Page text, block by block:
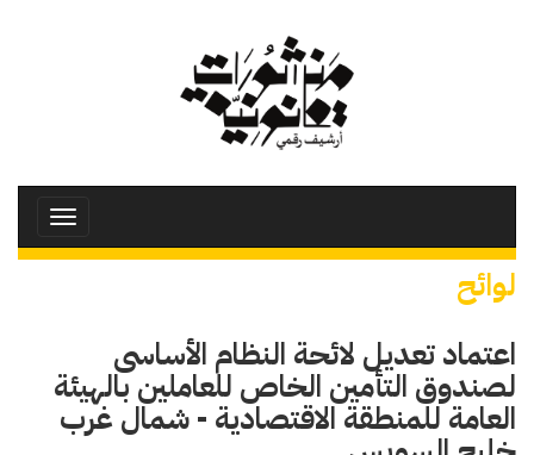
Toggle
لوائح
اعتماد تعديل لائحة النظام الأساسى
لصندوق التأمين الخاص للعاملين بالهيئة
العامة للمنطقة الاقتصادية - شمال غرب